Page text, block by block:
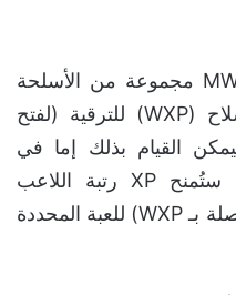
إذا كان لدى لاعب MWII مجموعة من الأسلحة
التي لا تزال تتطلب XP للسلاح (WXP) للترقية (لفتح
القيام بذلك إما في
MWII أو MWIII. ومع ذلك، ستُمنح XP رتبة اللاعب
والبريستيج العادية (غير ذات الصلة بـ WXP) للعبة المحددة